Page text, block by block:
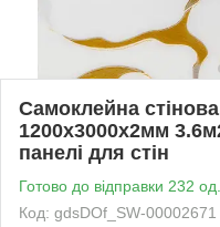
Самоклейна
1200х3000х2мм
панелі для стін
Готово до відправки 232 од.
Код: gdsDOf_SW-00002671